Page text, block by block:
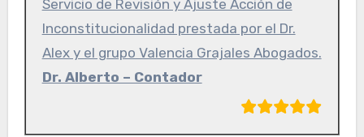
Servicio de Revisión y Ajuste Acción de
Inconstitucionalidad prestada por el Dr.
Alex y el grupo Valencia Grajales Abogados.
Dr. Alberto – Contador